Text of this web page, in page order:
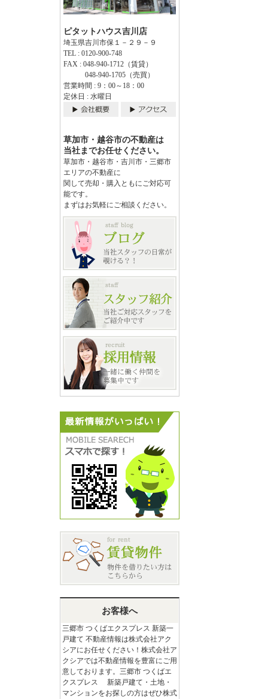
ピタットハウス吉川店
埼玉県吉川市保１－２９－９
TEL : 0120-900-748
FAX : 048-940-1712（賃貸）
048-940-1705（売買）
営業時間 : 9：00～18：00
定休日 : 水曜日
草加市・越谷市の不動産は
当社までお任せください。
草加市・越谷市・吉川市・三郷市
エリアの不動産に
関して売却・購入ともにご対応可
能です。
まずはお気軽にご相談ください。
お客様へ
三郷市 つくばエクスプレス 新築一
戸建て 不動産情報は株式会社アク
シアにお任せください！株式会社ア
クシアでは不動産情報を豊富にご用
意しております。三郷市 つくばエ
クスプレス 新築戸建て・土地・
マンションをお探しの方はぜひ株式